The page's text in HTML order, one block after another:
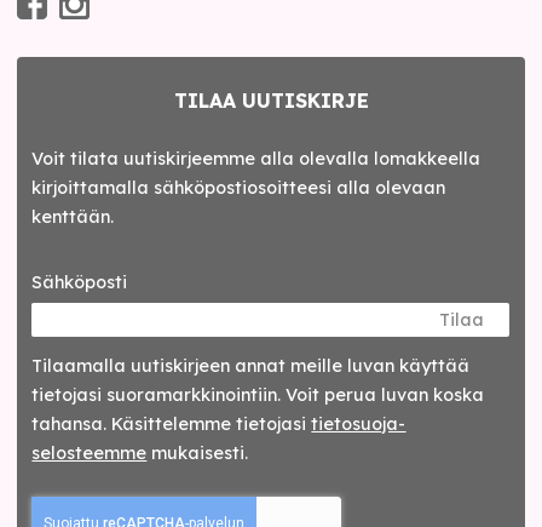
TILAA UUTISKIRJE
Voit tilata uutiskirjeemme alla olevalla lomakkeella
kirjoittamalla sähköpostiosoitteesi alla olevaan
kenttään.
Sähköposti
Tilaa
Tilaamalla uutis­kirjeen annat meille luvan käyttää
tietojasi suora­markkinointiin. Voit perua luvan koska
tahansa. Käsittelemme tietojasitieto­suoja­
selosteemme mukaisesti.